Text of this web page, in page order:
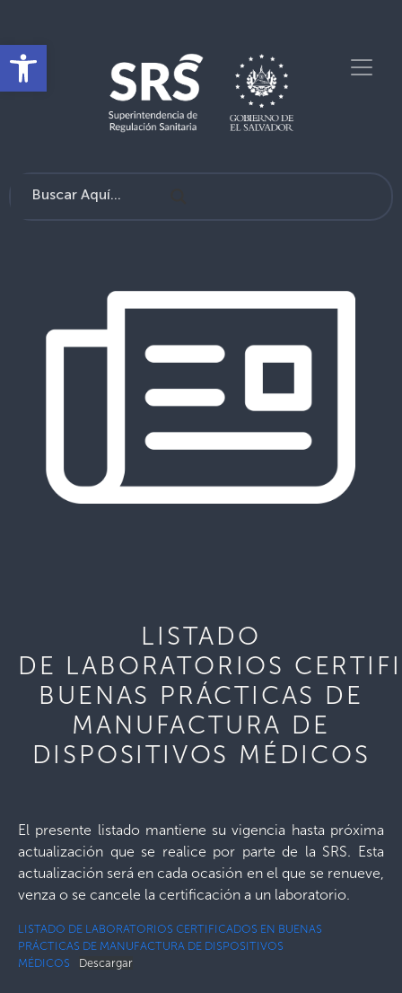
Open toolbar
LISTADO
DE LABORATORIOS
BUENAS PRÁCTICAS DE
MANUFACTURA DE
DISPOSITIVOS MÉDICOS
El presente listado mantiene su vigencia hasta próxima
actualización que se realice por parte de la SRS. Esta
actualización será en cada ocasión en el que se renueve,
venza o se cancele la certificación a un laboratorio.
LISTADO DE LABORATORIOS CERTIFICADOS EN BUENAS
PRÁCTICAS DE MANUFACTURA DE DISPOSITIVOS
MÉDICOS
Descargar